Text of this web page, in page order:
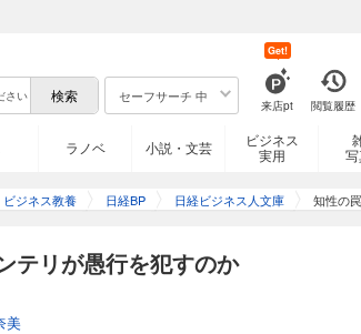
セーフサーチ 中
来店pt
Get!
閲覧履歴
ラノベ 小説・文芸
ビジネス
実用
ビジネス教養 日経BP 日経ビジネス人文庫 知性の
リが愚行を犯すのか
美